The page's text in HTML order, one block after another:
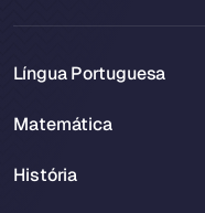
Língua Portuguesa
Matemática
História